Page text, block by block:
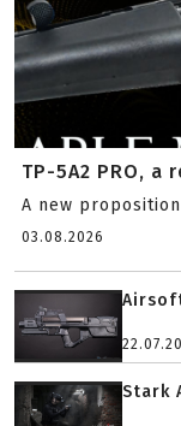
TP-5A2 PRO, a
A new
03.08.2026
Stark